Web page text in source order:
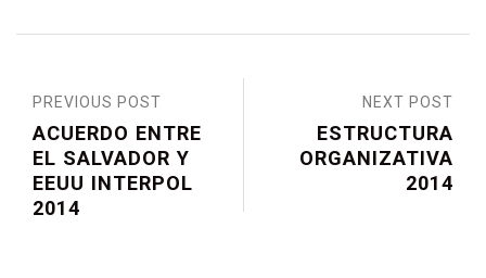
NEXT POST
ESTRUCTURA
ORGANIZATIVA
2014
PREVIOUS POST
ACUERDO ENTRE
EL SALVADOR Y
EEUU INTERPOL
2014